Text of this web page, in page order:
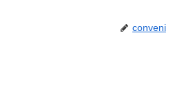
conveni